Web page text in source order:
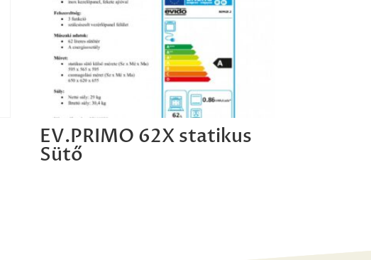
EV.PRIMO 62X statikus
Sütő